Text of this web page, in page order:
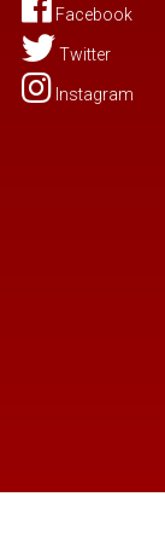
Facebook
Twitter
Instagram